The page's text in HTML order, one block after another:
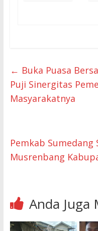
← Buka Puasa
Puji Sinergitas
Masyarakatnya
Pemkab Sumedang
Musrenbang
Anda Juga